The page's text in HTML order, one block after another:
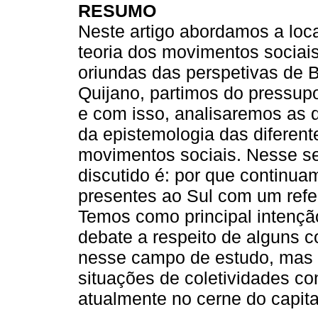
RESUMO
Neste artigo abordamos a
teoria dos movimentos
oriundas das perspetivas de
Quijano, partimos do
e com isso, analisaremos as
da epistemologia das
movimentos sociais. Nesse
discutido é: por que
presentes ao Sul com um
Temos como principal
debate a respeito de alguns
nesse campo de estudo,
situações de coletividades
atualmente no cerne do